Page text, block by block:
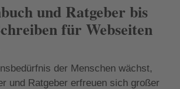
und Ratgeber bis
für Webseiten
der Menschen wächst,
und Ratgeber erfreuen sich großer